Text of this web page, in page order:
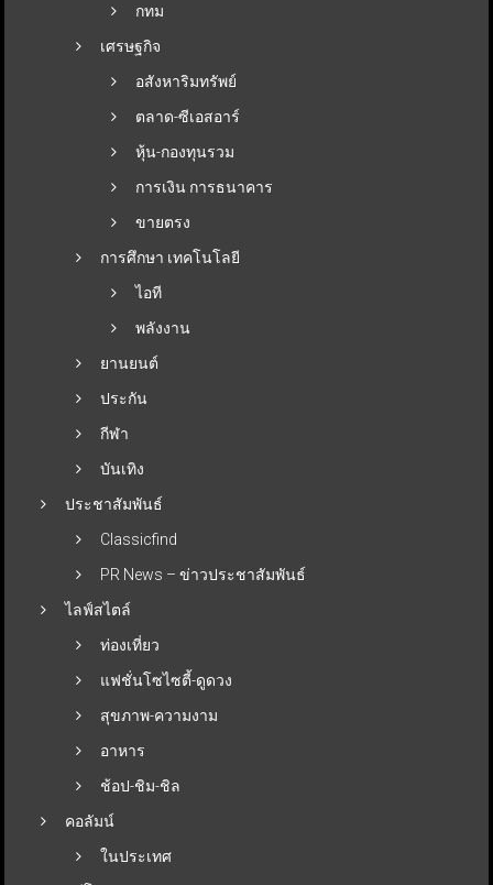
กทม
เศรษฐกิจ
อสังหาริมทรัพย์
ตลาด-ซีเอสอาร์
หุ้น-กองทุนรวม
การเงิน การธนาคาร
ขายตรง
การศึกษา เทคโนโลยี
ไอที
พลังงาน
ยานยนต์
ประกัน
กีฬา
บันเทิง
ประชาสัมพันธ์
Classicfind
PR News – ข่าวประชาสัมพันธ์
ไลฟ์สไตล์
ท่องเที่ยว
แฟชั่นโซไซตี้-ดูดวง
สุขภาพ-ความงาม
อาหาร
ช้อป-ชิม-ชิล
คอลัมน์
ในประเทศ